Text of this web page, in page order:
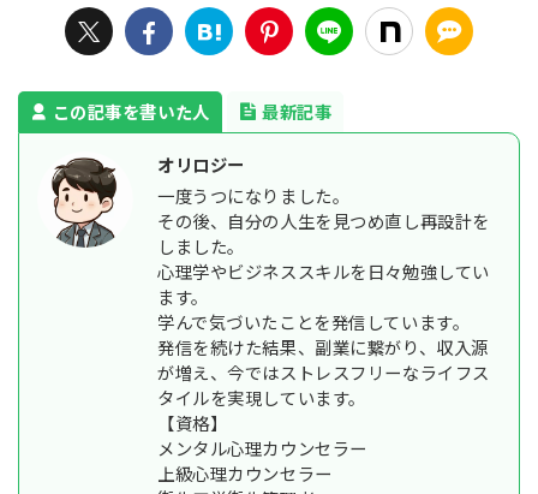
この記事を書いた人 最新記事
オリロジー
一度うつになりました。
その後、自分の人生を見つめ直し再設計を
しました。
心理学やビジネススキルを日々勉強してい
ます。
学んで気づいたことを発信しています。
発信を続けた結果、副業に繋がり、収入源
が増え、今ではストレスフリーなライフス
タイルを実現しています。
【資格】
メンタル心理カウンセラー
上級心理カウンセラー